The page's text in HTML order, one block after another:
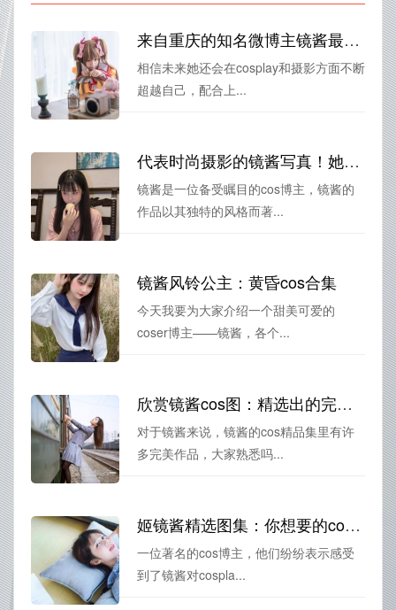
来自重庆的知名微博主镜酱最新摄影作品，呈现重庆城市之美，尽在精美图片中。
相信未来她还会在cosplay和摄影方面不断
超越自己，配合上...
代表时尚摄影的镜酱写真！她的作品让人无法抗拒。
镜酱是一位备受瞩目的cos博主，镜酱的
作品以其独特的风格而著...
镜酱风铃公主：黄昏cos合集
今天我要为大家介绍一个甜美可爱的
coser博主——镜酱，各个...
欣赏镜酱cos图：精选出的完美作品合集
对于镜酱来说，镜酱的cos精品集里有许
多完美作品，大家熟悉吗...
姬镜酱精选图集：你想要的cos形象悉数登场
一位著名的cos博主，他们纷纷表示感受
到了镜酱对cospla...